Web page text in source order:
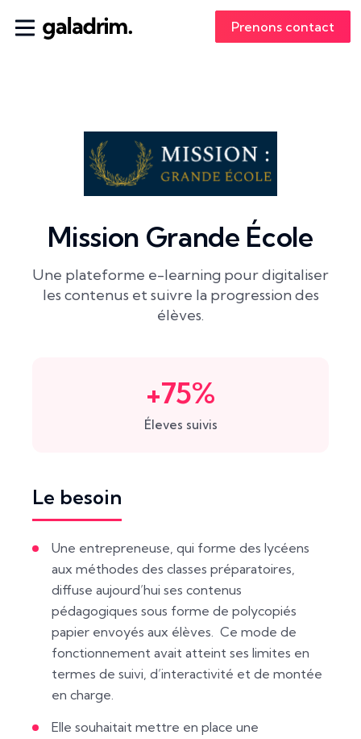
Prenons contact
Mission Grande École
Une plateforme e-learning pour digitaliser
les contenus et suivre la progression des
élèves.
+75%
Éleves suivis
Le besoin
Une entrepreneuse, qui forme des lycéens
aux méthodes des classes préparatoires,
diffuse aujourd’hui ses contenus
pédagogiques sous forme de polycopiés
papier envoyés aux élèves. Ce mode de
fonctionnement avait atteint ses limites en
termes de suivi, d’interactivité et de montée
en charge.
Elle souhaitait mettre en place une